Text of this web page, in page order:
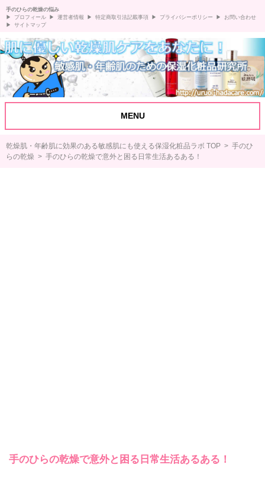
手のひらの乾燥の悩み
プロフィール
運営者情報 特定商取引法記載事項 プライバシーポリシー
お問い合わせ
サイトマップ
MENU
乾燥肌・年齢肌に効果のある敏感肌にも使える保湿化粧品ラボ TOP > 手のひ
らの乾燥 > 手のひらの乾燥で意外と困る日常生活あるある！
手のひらの乾燥で意外と困る日常生活あるある！